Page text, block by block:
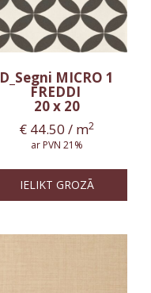
D_Segni MICRO 1
FREDDI
20 x 20
€ 44.50 / m2
ar PVN 21%
IELIKT GROZĀ